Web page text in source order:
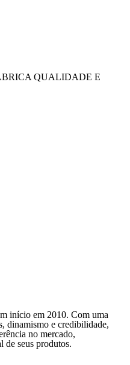
QUALIDADE E
início em 2010. Com uma
dinamismo e credibilidade,
no mercado,
de seus produtos.